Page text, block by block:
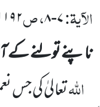
الآیۃ:۷-۸، ص
ناپنے تولنے
اللہتعالیٰ کی